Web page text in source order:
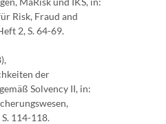
Risk, Fraud and
2, S. 64-69.
der
Solvency II, in:
114-118.